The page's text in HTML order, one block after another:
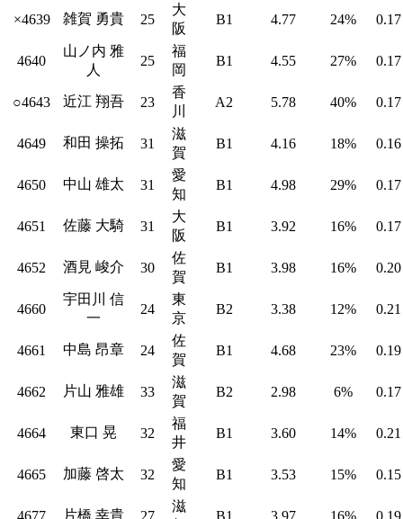
×4639 雑賀 勇貴 25
大
阪
B1 4.77 24% 0.17
4640
山ノ内 雅
人
25
福
岡
B1 4.55 27% 0.17
○4643 近江 翔吾 23
香
川
A2 5.78 40% 0.17
4649 和田 操拓 31
滋
賀
B1 4.16 18% 0.16
4650 中山 雄太 31
愛
知
B1 4.98 29% 0.17
4651 佐藤 大騎 31
大
阪
B1 3.92 16% 0.17
4652 酒見 峻介 30
佐
賀
B1 3.98 16% 0.20
4660
宇田川 信
一
24
東
京
B2 3.38 12% 0.21
4661 中島 昂章 24
佐
賀
B1 4.68 23% 0.19
4662 片山 雅雄 33
滋
賀
B2 2.98 6% 0.17
4664 東口 晃 32
福
井
B1 3.60 14% 0.21
4665 加藤 啓太 32
愛
知
B1 3.53 15% 0.15
4677 片橋 幸貴 27
滋
B1 3.97 16% 0.19